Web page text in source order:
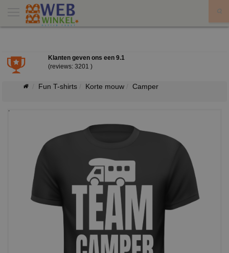
Klanten geven ons een 9.1
(reviews: 3201 )
Fun T-shirts Korte mouw Camper